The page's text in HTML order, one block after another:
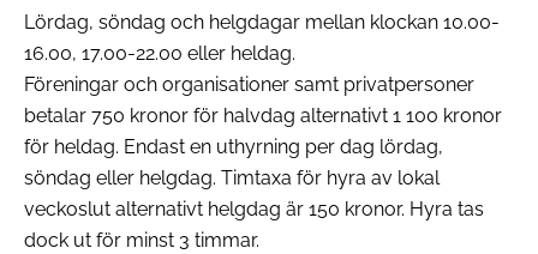
Lördag, söndag och helgdagar mellan klockan 10.00-
16.00, 17.00-22.00 eller heldag.
Föreningar och organisationer samt privatpersoner
betalar 750 kronor för halvdag alternativt 1 100 kronor
för heldag. Endast en uthyrning per dag lördag,
söndag eller helgdag. Timtaxa för hyra av lokal
veckoslut alternativt helgdag är 150 kronor. Hyra tas
dock ut för minst 3 timmar.